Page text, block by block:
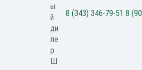
8 (343) 346-79-51 8